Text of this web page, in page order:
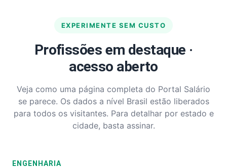
EXPERIMENTE SEM CUSTO
Profissões em destaque ·
acesso aberto
Veja como uma página completa do Portal Salário
se parece. Os dados a nível Brasil estão liberados
para todos os visitantes. Para detalhar por estado e
cidade, basta assinar.
ENGENHARIA